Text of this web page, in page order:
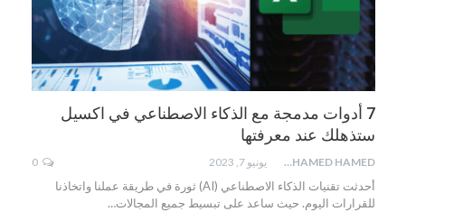
7 أدوات مدمجة مع الذكاء الاصطناعي في اكسيل
ستذهلك عند معرفتها
MOHAMED HAMED يونيو 7, 2023
أحدثت تقنيات الذكاء الاصطناعي (AI) ثورة في طريقة عملنا واتخاذنا
للقرارات اليوم. حيث ساعد على تبسيط جميع المجالات…